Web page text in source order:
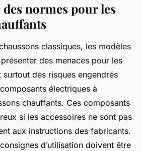
des normes pour les
classiques, les modèles
des menaces pour les
surtout des risques engendrés
électriques à
chauffants. Ces composants
si les accessoires ne sont pas
aux instructions des fabricants.
d’utilisation doivent être